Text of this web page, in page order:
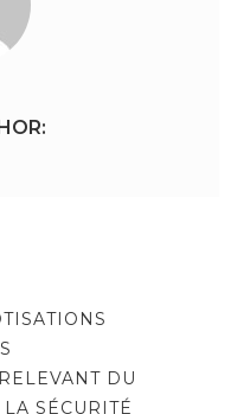
DU
SÉCURITÉ